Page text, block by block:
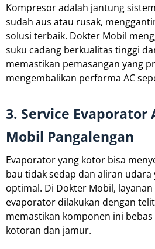
Kompresor adalah jantung sistem
sudah aus atau rusak,
solusi terbaik. Dokter Mobil
suku cadang berkualitas tinggi
memastikan pemasangan yang
mengembalikan performa AC
3. Service Evaporator
Mobil Pangalengan
Evaporator yang kotor bisa
bau tidak sedap dan aliran udara
optimal. Di Dokter Mobil, layanan
evaporator dilakukan dengan
memastikan komponen ini bebas
kotoran dan jamur.